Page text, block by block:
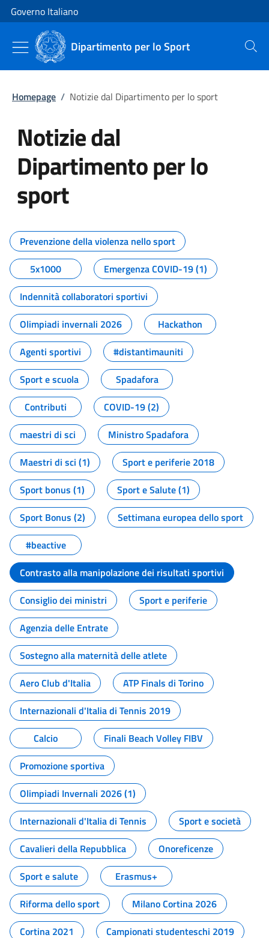
Vai al contenuto
Vai alla navigazione del sito
Governo Italiano
Dipartimento per lo Sport Cerca
Homepage / Notizie dal Dipartimento per lo sport
Notizie dal
Dipartimento per lo
sport
Tutti i contenuti della pagina
Prevenzione della violenza nello sport
5x1000
Emergenza COVID-19 (1)
Indennità collaboratori sportivi
Olimpiadi invernali 2026
Hackathon
Agenti sportivi
#distantimauniti
Sport e scuola
Spadafora
Contributi
COVID-19 (2)
maestri di sci
Ministro Spadafora
Maestri di sci (1)
Sport e periferie 2018
Sport bonus (1)
Sport e Salute (1)
Sport Bonus (2)
Settimana europea dello sport
#beactive
Contrasto alla manipolazione dei risultati sportivi
Consiglio dei ministri
Sport e periferie
Agenzia delle Entrate
Sostegno alla maternità delle atlete
Aero Club d'Italia
ATP Finals di Torino
Internazionali d'Italia di Tennis 2019
Calcio
Finali Beach Volley FIBV
Promozione sportiva
Olimpiadi Invernali 2026 (1)
Internazionali d'Italia di Tennis
Sport e società
Cavalieri della Repubblica
Onoreficenze
Sport e salute
Erasmus+
Riforma dello sport
Milano Cortina 2026
Cortina 2021
Campionati studenteschi 2019